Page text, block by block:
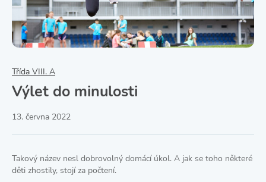
Třída VIII. A
Výlet do minulosti
13. června 2022
Takový název nesl dobrovolný domácí úkol. A jak se toho některé
děti zhostily, stojí za počtení.